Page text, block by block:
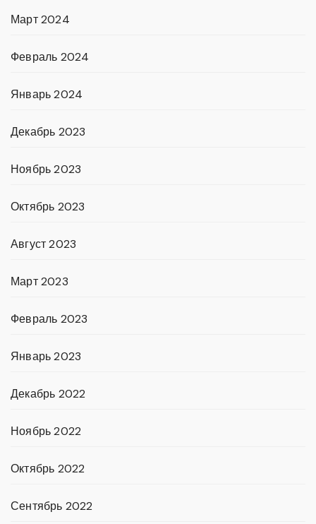
Март 2024
Февраль 2024
Январь 2024
Декабрь 2023
Ноябрь 2023
Октябрь 2023
Август 2023
Март 2023
Февраль 2023
Январь 2023
Декабрь 2022
Ноябрь 2022
Октябрь 2022
Сентябрь 2022